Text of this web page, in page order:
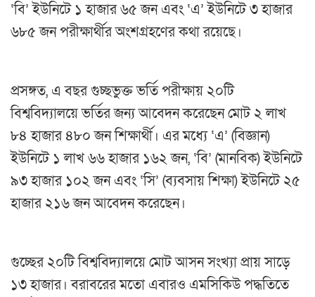
‘বি’ ইউনিটে ১ হাজার ৬৫ জন এবং ‘এ’ ইউনিটে ৩ হাজার
৬৮৫ জন পরীক্ষার্থীর অংশগ্রহণের কথা রয়েছে।
প্রসঙ্গত, এ বছর গুচ্ছভুক্ত ভর্তি পরীক্ষায় ২০টি
বিশ্ববিদ্যালয়ে ভর্তির জন্য আবেদন করেছেন মোট ২ লাখ
৮৪ হাজার ৪৮০ জন শিক্ষার্থী। এর মধ্যে ‘এ’ (বিজ্ঞান)
ইউনিটে ১ লাখ ৬৬ হাজার ১৬২ জন, ‘বি’ (মানবিক) ইউনিটে
৯৩ হাজার ১০২ জন এবং ‘সি’ (ব্যবসায় শিক্ষা) ইউনিটে ২৫
হাজার ২১৬ জন আবেদন করেছেন।
গুচ্ছের ২০টি বিশ্ববিদ্যালয়ে মোট আসন সংখ্যা প্রায় সাড়ে
১৩ হাজার। বরাবরের মতো এবারও এমসিকিউ পদ্ধতিতে